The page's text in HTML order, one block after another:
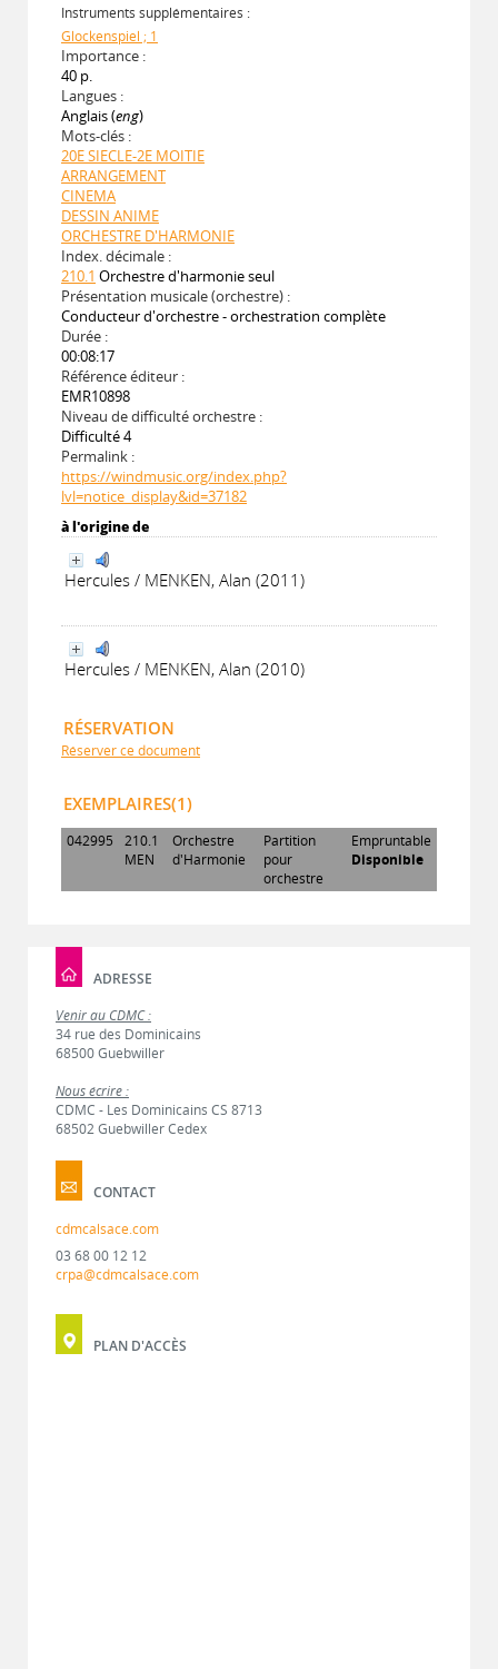
Instruments supplémentaires :
Glockenspiel ; 1
Importance :
40 p.
Langues :
Anglais (eng)
Mots-clés :
20E SIECLE-2E MOITIE
ARRANGEMENT
CINEMA
DESSIN ANIME
ORCHESTRE D'HARMONIE
Index. décimale :
210.1 Orchestre d'harmonie seul
Présentation musicale (orchestre) :
Conducteur d'orchestre - orchestration complète
Durée :
00:08:17
Référence éditeur :
EMR10898
Niveau de difficulté orchestre :
Difficulté 4
Permalink :
https://windmusic.org/index.php?
lvl=notice_display&id=37182
à l'origine de
Hercules / MENKEN, Alan (2011)
Hercules / MENKEN, Alan (2010)
RÉSERVATION
Réserver ce document
EXEMPLAIRES(1)
042995
210.1
MEN
Orchestre
d'Harmonie
Partition
pour
orchestre
Empruntable
Disponible
ADRESSE
Venir au CDMC :
34 rue des Dominicains
68500 Guebwiller
Nous écrire :
CDMC - Les Dominicains CS 8713
68502 Guebwiller Cedex
CONTACT
cdmcalsace.com
03 68 00 12 12
crpa@cdmcalsace.com
PLAN D'ACCÈS